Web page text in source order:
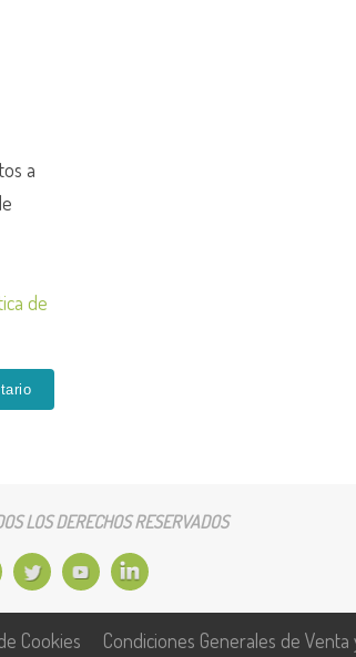
a
de
LOS DERECHOS RESERVADOS
Cookies Condiciones Generales de Venta